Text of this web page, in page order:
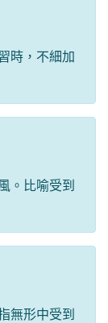
時，不細加
。比喻受到
無形中受到